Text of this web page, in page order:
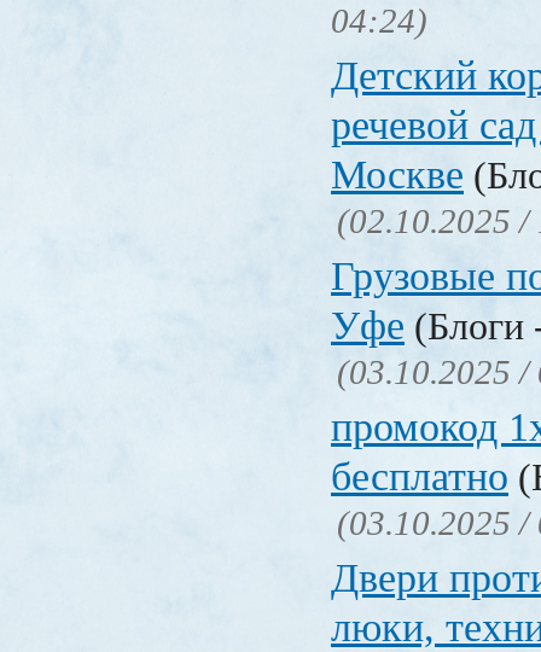
04:24)
Детский
речевой
Москве
(02.10.2025 /
Грузовые
Уфе (Блоги
(03.10.2025 /
промокод
бесплатно
(03.10.2025 /
Двери
люки,